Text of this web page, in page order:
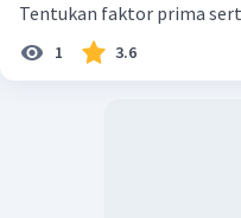
Tentukan faktor prima
1 3.6